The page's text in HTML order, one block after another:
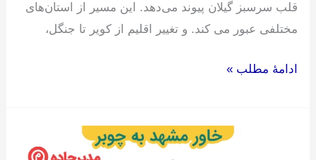
قلب سرسبز گیلان پیوند می‌دهد. این مسیر از استان‌های
مختلفی عبور می کند. و تغییر اقلیم از کویر تا جنگل،
ادامۀ مطلب »